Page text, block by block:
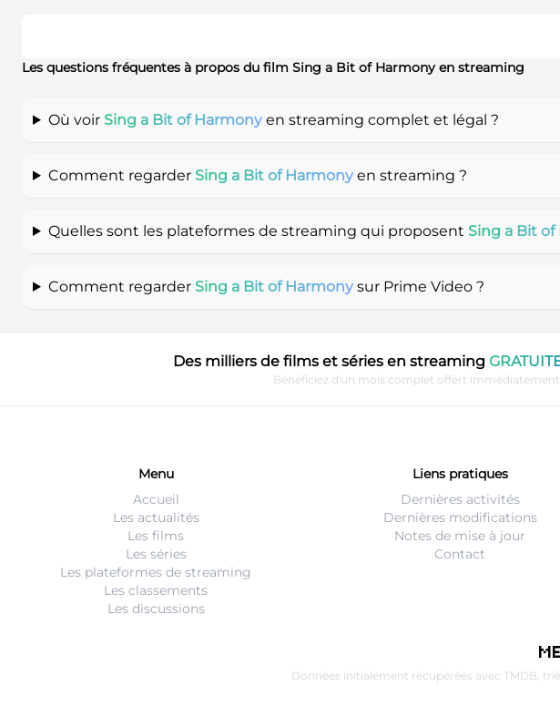
Les questions fréquentes à propos du film Sing a Bit of Harmony en streaming
Où voir Sing a Bit of Harmonyen streaming complet et légal ?
Comment regarder Sing a Bit of Harmonyen streaming ?
Quelles sont les plateformes de streaming qui proposent Sing a Bit
Comment regarder Sing a Bit of Harmonysur Prime Video ?
Des milliers de films et séries en streaming
Bénéficiez d'un mois complet offert
Menu
Accueil
Les actualités
Les films
Les séries
Les plateformes de streaming
Les classements
Les discussions
Liens pratiques
Dernières activités
Dernières modifications
Notes de mise à jour
Contact
Données initialement récupérées avec TMDB ,